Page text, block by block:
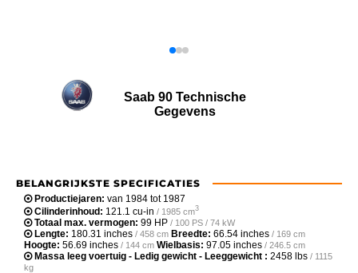
Saab 90 Technische
Gegevens
BELANGRIJKSTE SPECIFICATIES
Productiejaren: van 1984 tot 1987
Cilinderinhoud: 121.1 cu-in / 1985 cm3
Totaal max. vermogen: 99 HP / 100 PS / 74 kW
Lengte: 180.31 inches / 458 cm Breedte: 66.54 inches / 169 cm
Hoogte: 56.69 inches / 144 cm Wielbasis: 97.05 inches / 246.5 cm
Massa leeg voertuig - Ledig gewicht - Leeggewicht : 2458 lbs / 1115
kg